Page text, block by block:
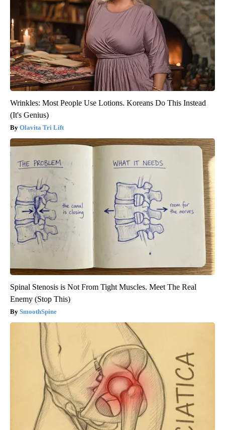
Wrinkles: Most People Use Lotions. Koreans Do This Instead
(It's Genius)
Olavita Tri Lift
Spinal Stenosis is Not From Tight Muscles. Meet The Real
Enemy (Stop This)
SmoothSpine